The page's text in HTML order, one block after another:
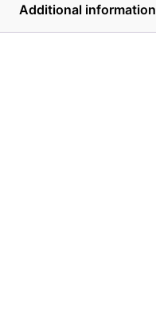
Additional information